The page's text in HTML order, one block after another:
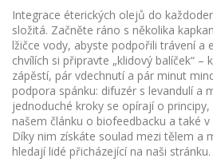
Integrace éterických olejů do
složitá. Začněte ráno s několika
lžičce vody, abyste podpořili trávení a
chvílích si připravte „klidový balíček“ –
zápěstí, pár vdechnutí a pár minut
podpora spánku: difuzér s levandulí a
jednoduché kroky se opírají o
našem článku o biofeedbacku a také
Díky nim získáte soulad mezi tělem a
hledají lidé přicházející na naši stránku.